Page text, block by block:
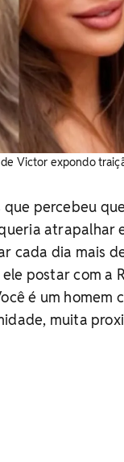
Victor expondo
percebeu
atrapalhar
cada dia mais
postar com a
é um homem
muita